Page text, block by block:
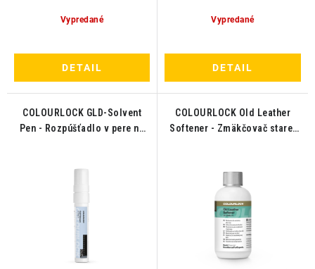
Vypredané
DETAIL
Vypredané
DETAIL
COLOURLOCK GLD-Solvent
Pen - Rozpúšťadlo v pere na
COLOURLOCK Old Leather
Softener - Zmäkčovač starej